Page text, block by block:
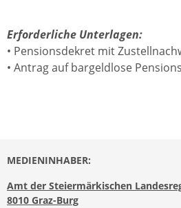
Erforderliche Unterlagen:
• Pensionsdekret mit
• Antrag auf bargeldlose
MEDIENINHABER:
Amt der Steiermärkischen
8010 Graz-Burg